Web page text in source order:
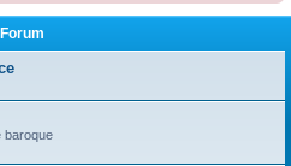
Forum
baroque